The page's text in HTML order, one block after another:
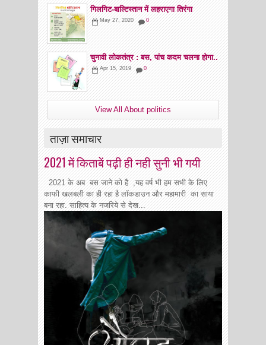
गिलगिट-बाल्टिस्तान में लहराएगा तिरंगा
May 27, 2020 0
चुनावी लोकतंत्र : बस, पांच कदम चलना होगा..
Apr 15, 2019 0
View All About politics
ताज़ा समाचार
2021 में किताबें पढ़ी ही नही सुनी भी गयी
2021 के अब बस जाने को है ,यह वर्ष भी हम सभी के लिए
काफी खलबली का ही रहा है लॉकडाउन और महामारी का साया
बना रहा. साहित्य के नजरिये से देख...